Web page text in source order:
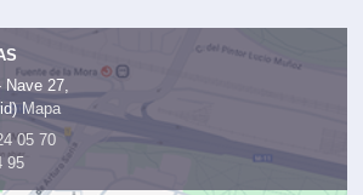
Nave 27,
Mapa
05 70
95